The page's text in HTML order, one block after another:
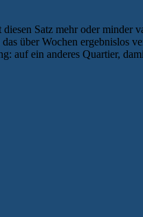
Satz mehr oder minder
über Wochen ergebnislos
ein anderes Quartier,